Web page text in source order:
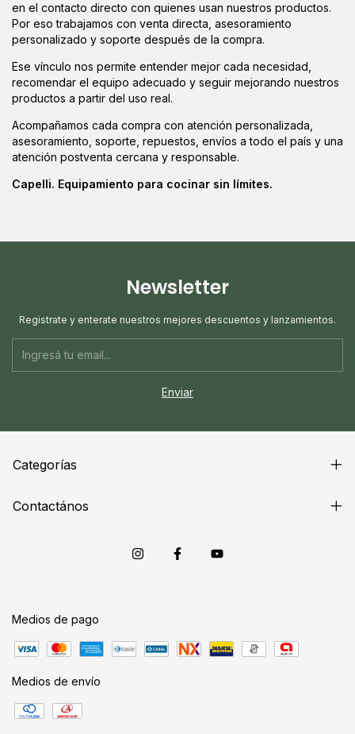
en el contacto directo con quienes usan nuestros productos.
Por eso trabajamos con venta directa, asesoramiento
personalizado y soporte después de la compra.
Ese vínculo nos permite entender mejor cada necesidad,
recomendar el equipo adecuado y seguir mejorando nuestros
productos a partir del uso real.
Acompañamos cada compra con atención personalizada,
asesoramiento, soporte, repuestos, envíos a todo el país y una
atención postventa cercana y responsable.
Capelli. Equipamiento para cocinar sin límites.
Newsletter
Registrate y enterate nuestros mejores descuentos y lanzamientos.
Categorías
Contactános
Medios de pago
Medios de envío